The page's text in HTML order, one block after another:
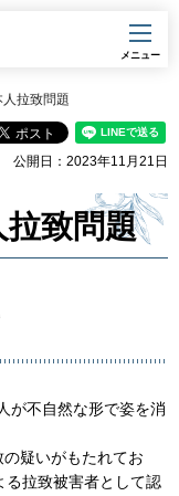
メニュー
拉致問題
公開日：2023年11月21日
致問題
が不自然な形で姿を消
疑いがもたれてお
る拉致被害者として認